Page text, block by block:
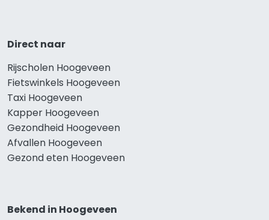
Direct naar
Rijscholen Hoogeveen
Fietswinkels Hoogeveen
Taxi Hoogeveen
Kapper Hoogeveen
Gezondheid Hoogeveen
Afvallen Hoogeveen
Gezond eten Hoogeveen
Bekend in Hoogeveen